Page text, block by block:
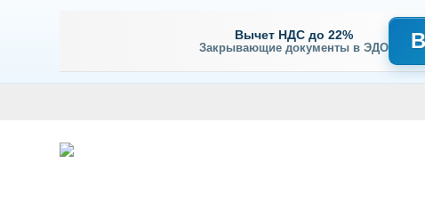
Вычет НДС до 22%
Закрывающие документы в ЭДО